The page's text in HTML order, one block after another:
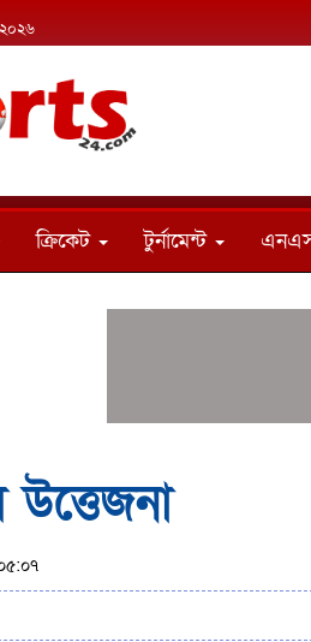
ক্রিকেট টুর্নামেন্ট